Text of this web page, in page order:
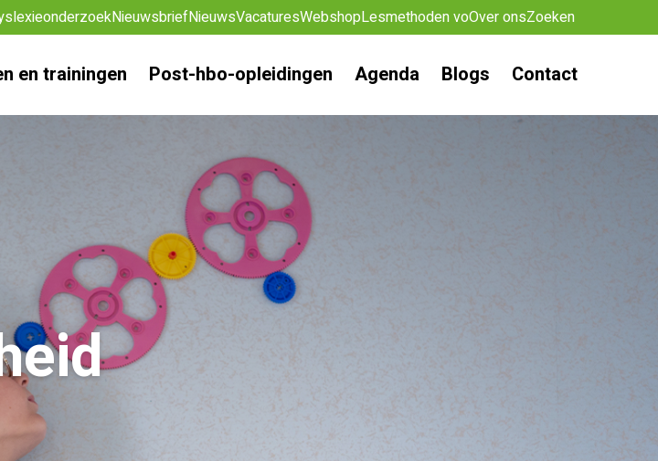
NieuwsbriefNieuwsVacaturesWebshopLesmethoden voOver onsZoeken
en trainingen Post-hbo-opleidingen Agenda Blogs Contact